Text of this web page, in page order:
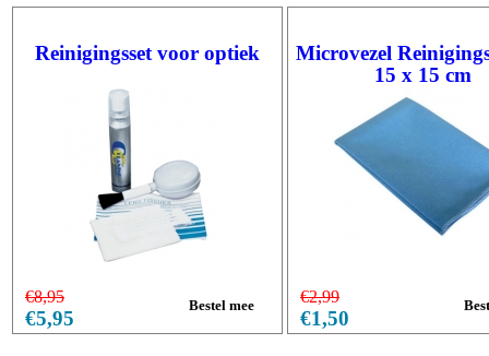
Reinigingsset voor optiek
€8,95
€5,95
Microvezel
15 x 15 cm
€2,99
€1,50